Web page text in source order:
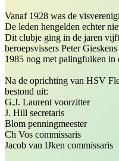
Vanaf 1928 was de
De leden hengelden echter
Dit clubje ging in de jaren
beroepsvissers Peter
1985 nog met palingfuiken in
Na de oprichting van HSV
bestond uit:
G.J. Laurent voorzitter
J. Hill secretaris
Blom penningmeester
Ch Vos commissaris
Jacob van IJken commissaris